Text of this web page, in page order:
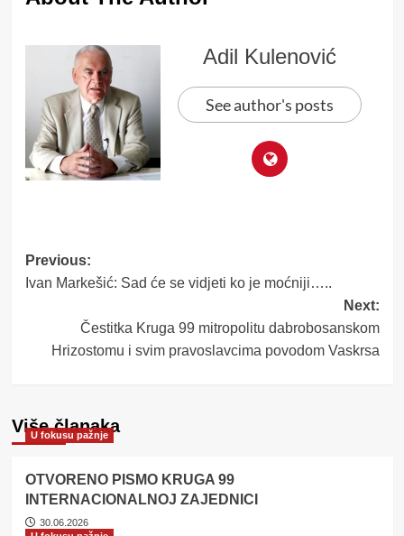
Adil Kulenović
See author's posts
Post
navigation
Previous:
Ivan Markešić: Sad će se vidjeti ko je moćniji…..
Next:
Čestitka Kruga 99 mitropolitu dabrobosanskom
Hrizostomu i svim pravoslavcima povodom Vaskrsa
Više članaka
U fokusu pažnje
OTVORENO PISMO KRUGA 99
INTERNACIONALNOJ ZAJEDNICI
30.06.2026